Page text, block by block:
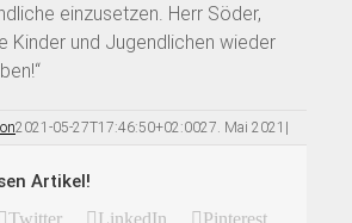
einzusetzen. Herr Söder,
Kinder und Jugendlichen wieder
2021-05-27T17:46:50+02:0027. Mai 2021 |
Artikel!
Twitter LinkedIn
Pinterest